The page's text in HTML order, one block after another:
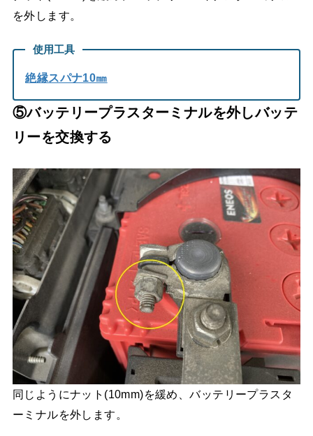
を外します。
使用工具
絶縁スパナ10㎜
⑤バッテリープラスターミナルを外しバッテ
リーを交換する
同じようにナット(10mm)を緩め、バッテリープラスタ
ーミナルを外します。